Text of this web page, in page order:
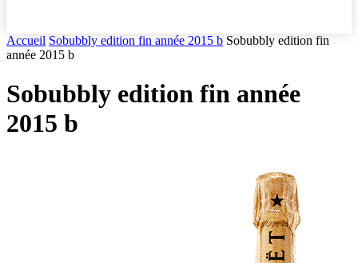
Accueil Sobubbly edition fin année 2015 b Sobubbly edition fin
année 2015 b
Sobubbly edition fin année
2015 b